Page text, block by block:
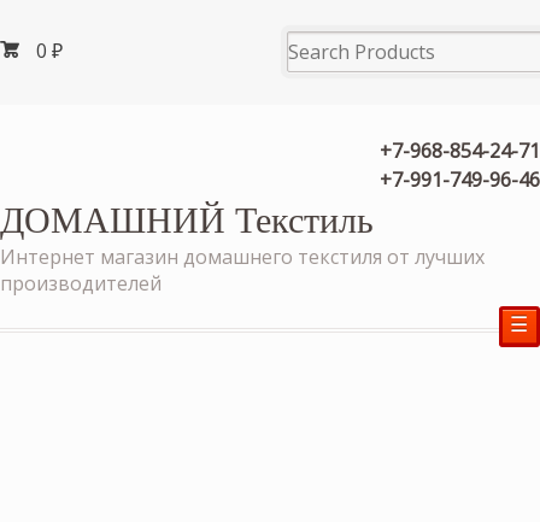
0 ₽
+7-968-854-24-71
+7-991-749-96-46
ДОМАШНИЙ Текстиль
Интернет магазин домашнего текстиля от лучших
производителей
☰